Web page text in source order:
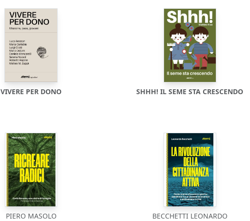
VIVERE PER DONO SHHH! IL SEME STA CRESCENDO
PIERO MASOLO
BECCHETTI LEONARDO